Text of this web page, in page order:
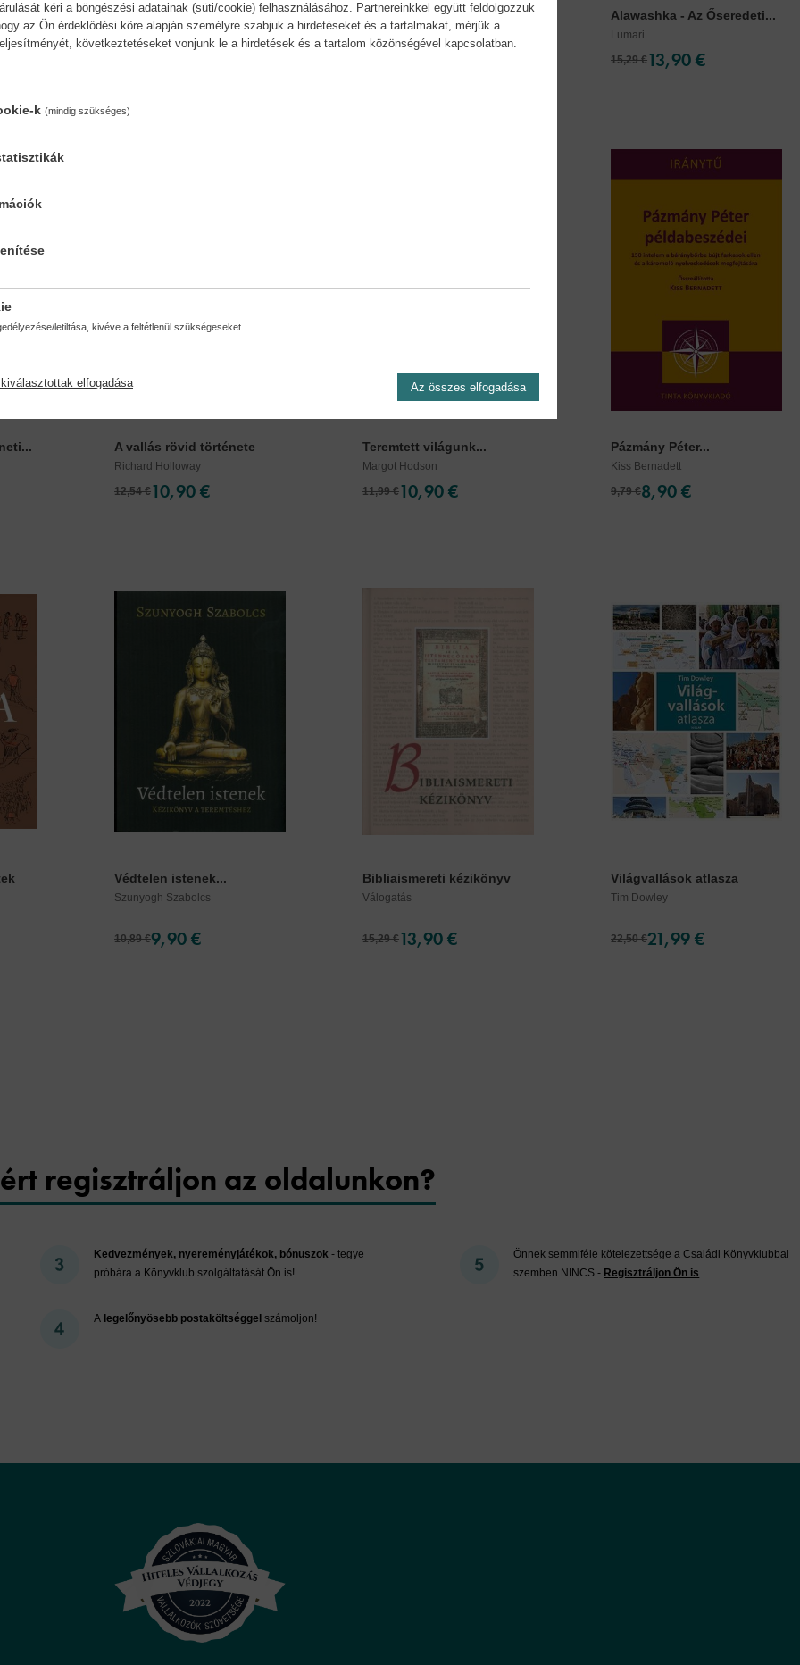
Párbeszéd az Úrral - A...
E. Bártfai László
Erotika, csodák, rejtélyek...
Szunyogh Szabolcs
Alawashka - Az Őseredeti...
Lumari
15,29 €13,90 €
A vallás rövid története
Richard Holloway
12,54 €10,90 €
Teremtett világunk...
Margot Hodson
11,99 €10,90 €
Pázmány Péter...
Kiss Bernadett
9,79 €8,90 €
Védtelen istenek...
Szunyogh Szabolcs
10,89 €9,90 €
Bibliaismereti kézikönyv
Válogatás
15,29 €13,90 €
Világvallások atlasza
Tim Dowley
22,50 €21,99 €
regisztráljon az oldalunkon?
Kedvezmények, nyereményjátékok, bónuszok - tegye
próbára a Könyvklub szolgáltatását Ön is!
A legelőnyösebb postaköltséggelszámoljon!
Önnek semmiféle kötelezettsége a Családi Könyvklubbal
szemben NINCS - Regisztráljon Ön is
kéri a böngészési adatainak (süti/cookie) felhasználásához. Partnereinkkel együtt feldolgozzuk
az Ön érdeklődési köre alapján személyre szabjuk a hirdetéseket és a tartalmakat, mérjük a
következtetéseket vonjunk le a hirdetések és a tartalom közönségével kapcsolatban.
k (mindig szükséges)
letiltása, kivéve a feltétlenül szükségeseket.
elfogadása Az összes elfogadása